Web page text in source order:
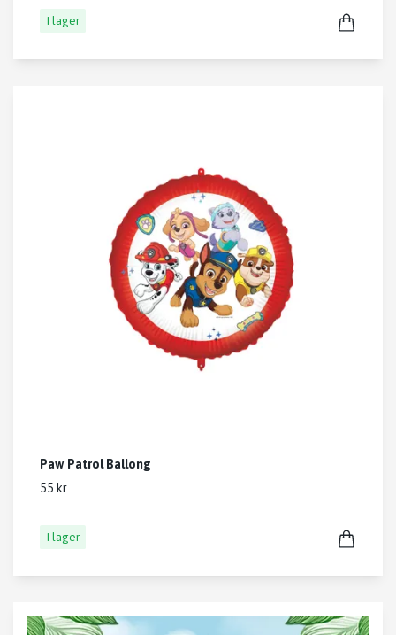
I lager
Paw Patrol Ballong
55 kr
I lager